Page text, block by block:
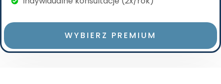
WYBIERZ PREMIUM